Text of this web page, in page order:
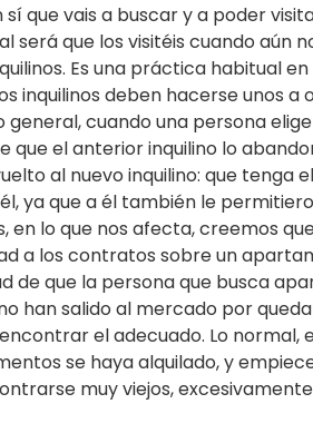
que vais a buscar y a poder
será que los visitéis cuando aún
Es una práctica habitual
inquilinos deben hacerse unos a
general, cuando una persona
que el anterior inquilino lo
al nuevo inquilino: que tenga
ya que a él también le
en lo que nos afecta, creemos
a los contratos sobre un
de que la persona que busca
han salido al mercado por
el adecuado. Lo normal,
se haya alquilado, y
muy viejos,